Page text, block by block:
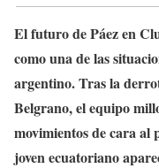
El futuro de Páez en
como una de las
argentino.Tras la
Belgrano, el equipo
movimientos de cara al
joven ecuatoriano